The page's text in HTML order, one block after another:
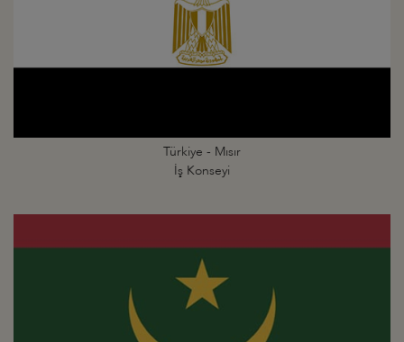
Türkiye - Mısır
İş Konseyi